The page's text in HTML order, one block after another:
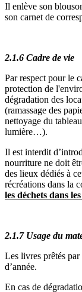
Il enlève son
son carnet de
2.1.6 Cadre de vie
Par respect pour le
protection de
dégradation des
(ramassage des
nettoyage du
lumière…).
Il est interdit
nourriture ne doit
des lieux dédiés à
récréations dans la
les déchets dans
2.1.7 Usage du
Les livres prêtés
d’année.
En cas de